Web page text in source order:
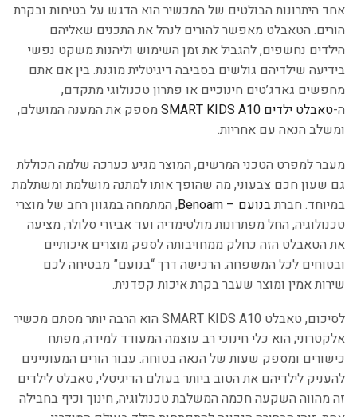
אחד היתרונות הבולטים של המכשיר הוא הדגש על בטיחות ובקרת
הורים. הטאבלט מאפשר להורים לנהל את התכנים שאליהם
הילדים נחשפים, להגביל את זמן השימוש וליהנות משקט נפשי
בידיעה שילדיהם גולשים בסביבה דיגיטלית מוגנת. בין אם אתם
מחפשים גאדג’טים חינוכיים או פתרון טכנולוגי מתקדם,
ה-טאבלט ילדים SMART KIDS A10
מספק את המענה המושלם,
ומשלב הנאה עם אחריות.
מעבר למפרט הטכני המרשים, המוצר מגיע כערכה שלמה הכוללת
גם שעון חכם צבעוני, מה שהופך אותו למתנה מושלמת ומשתלמת
במיוחד. חברתבנועם – Benoam
, המתמחה במגוון רחב של מוצרי
טכנולוגיה, החל מפתרונות מולטימדיה ועד אביזרי סלולר, מציעה
את הטאבלט הזה כחלק ממחויבותה לספק מוצרים איכותיים
ובטוחים לכל המשפחה. הרכישה דרך “בנועם” מבטיחה לכם
שירות אמין ומוצר שעבר בקרת איכות קפדנית.
לסיכום, טאבלט SMART KIDS A10 הוא הרבה יותר מסתם מכשיר
אלקטרוני; הוא כלי חינוכי רב עוצמה המעודד למידה, מפתח
כישורים ומספק שעות של הנאה בטוחה. עבור הורים המעוניינים
להעניק לילדיהם את הטוב ביותר בעולם הדיגיטלי, טאבלט לילדים
זה מהווה השקעה חכמה המשלבת טכנולוגיה, חינוך וכיף בחבילה